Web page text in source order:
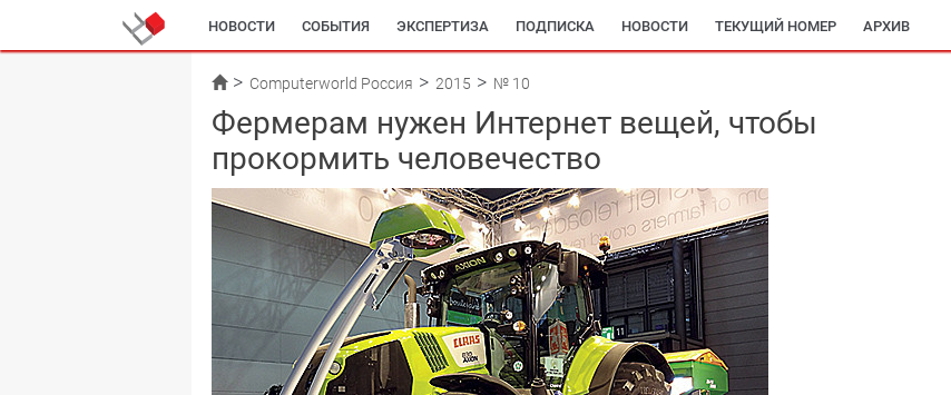
НОВОСТИ СОБЫТИЯ ЭКСПЕРТИЗА ПОДПИСКА НОВОСТИ ТЕКУЩИЙ НОМЕР АРХИВ
Computerworld Россия 2015 № 10
Фермерам нужен Интернет вещей, чтобы
прокормить человечество